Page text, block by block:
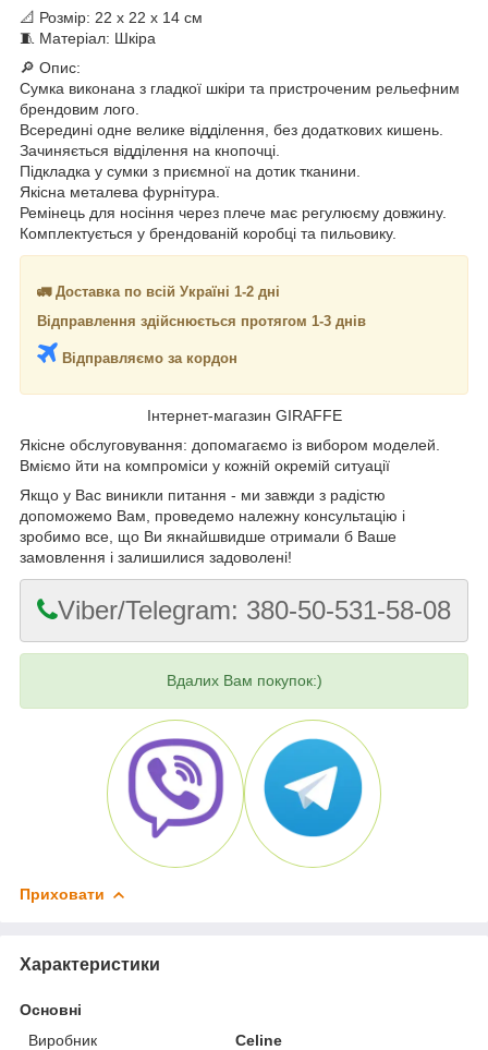
📐 Розмір: 22 x 22 x 14 см
🧵 Матеріал: Шкіра
🔎 Опис:
Сумка виконана з гладкої шкіри та пристроченим рельефним
брендовим лого.
Всередині одне велике відділення, без додаткових кишень.
Зачиняється відділення на кнопочці.
Підкладка у сумки з приємної на дотик тканини.
Якісна металева фурнітура.
Ремінець для носіння через плече має регулюєму довжину.
Комплектується у брендованій коробці та пильовику.
🚛 Доставка по всій Україні 1-2 дні
Відправлення здійснюється протягом 1-3 днів
Відправляємо за кордон
Інтернет-магазин GIRAFFE
Якісне обслуговування: допомагаємо із вибором моделей.
Вміємо йти на компроміси у кожній окремій ситуації
Якщо у Вас виникли питання - ми завжди з радістю
допоможемо Вам, проведемо належну консультацію і
зробимо все, що Ви якнайшвидше отримали б Ваше
замовлення і залишилися задоволені!
Viber/Telegram: 380-50-531-58-08
Вдалих Вам покупок:)
Приховати
Характеристики
Основні
Виробник
Celine